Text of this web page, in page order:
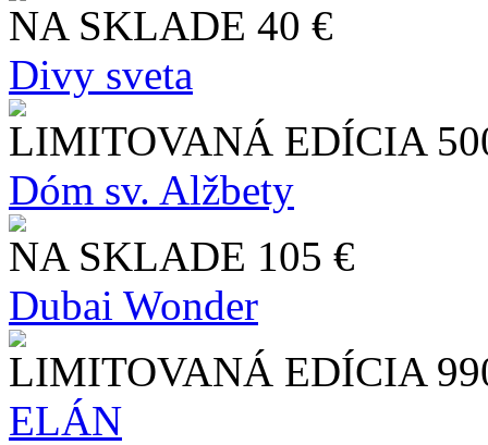
NA SKLADE 40 €
Divy sveta
LIMITOVANÁ EDÍCIA
Dóm sv. Alžbety
NA SKLADE 105 €
Dubai Wonder
LIMITOVANÁ EDÍCIA
ELÁN